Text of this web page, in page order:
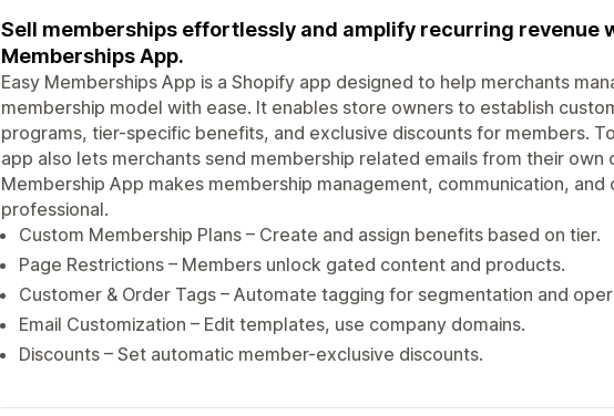
Sell memberships effortlessly and amplify recurring revenue
Memberships App.
Easy Memberships App is a Shopify app designed to help merchants
membership model with ease. It enables store owners to establish
programs, tier-specific benefits, and exclusive discounts for members.
app also lets merchants send membership related emails from their own
Membership App makes membership management, communication, and
professional.
Custom Membership Plans – Create and assign benefits based on tier.
Page Restrictions – Members unlock gated content and products.
Customer & Order Tags – Automate tagging for segmentation and
Email Customization – Edit templates, use company domains.
Discounts – Set automatic member-exclusive discounts.